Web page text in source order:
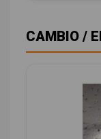
CAMBIO /